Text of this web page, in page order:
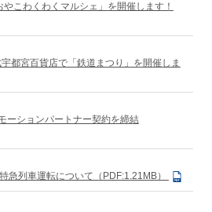
こわくわくマルシェ」を開催します！
都宮百貨店で「鉄道まつり」を開催しま
ションパートナー契約を締結
急列車運転について（PDF:1.21MB）